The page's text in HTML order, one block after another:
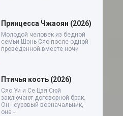
Принцесса Чжаоян (2026)
Молодой человек из бедной
семьи Шэнь Сяо после одной
проведенной вместе ночи
Птичья кость (2026)
Сяо Уи и Се Цзя Сюй
заключают договорной брак.
Он - суровый военачальник,
она -